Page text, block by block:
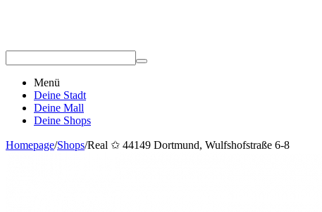
Menü
Deine Stadt
Deine Mall
Deine Shops
Homepage/Shops/Real ✩ 44149 Dortmund, Wulfshofstraße 6-8